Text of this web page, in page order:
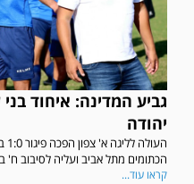
גביע המדינה: איחוד
יהודה
הכתומים מתל אביב ועליה לסיבוב ח'
קראו עוד...
במשחק אימון שהתקיים הבוקר יום ה'